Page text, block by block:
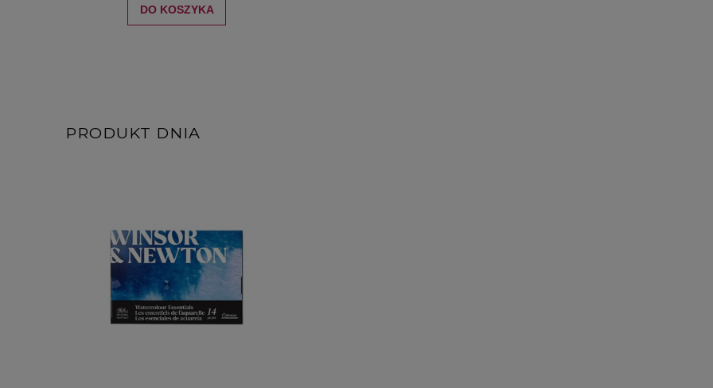
DO KOSZYKA
PRODUKT DNIA